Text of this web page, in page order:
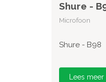
Shure -
Microfoon
Shure - B98
Lees meer